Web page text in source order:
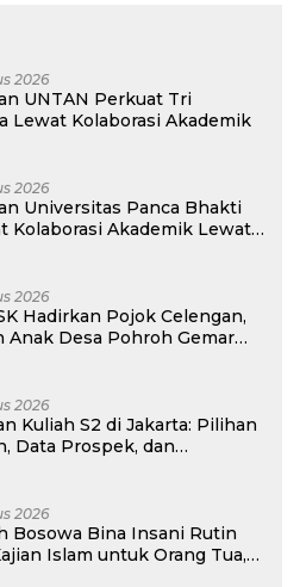
2026
UNTAN Perkuat Tri
Lewat Kolaborasi Akademik
2026
Universitas Panca Bhakti
Kolaborasi Akademik Lewat
2026
Hadirkan Pojok Celengan,
Anak Desa Pohroh Gemar
2026
Kuliah S2 di Jakarta: Pilihan
Data Prospek, dan
2026
Bosowa Bina Insani Rutin
Islam untuk Orang Tua,